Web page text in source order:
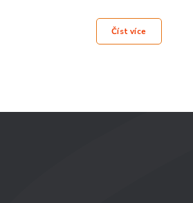
Číst více